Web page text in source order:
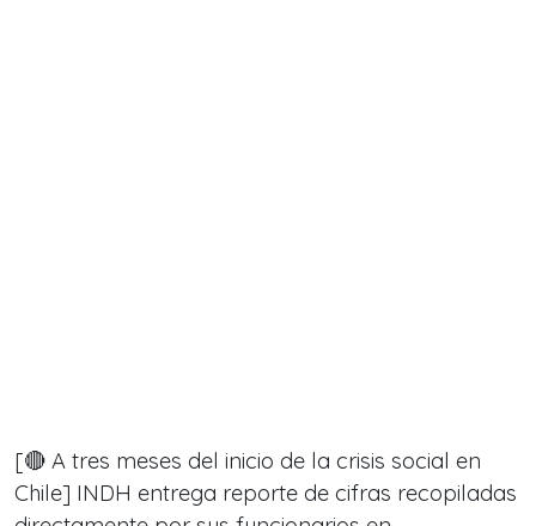
[🔴 A tres meses del inicio de la crisis social en
Chile] INDH entrega reporte de cifras recopiladas